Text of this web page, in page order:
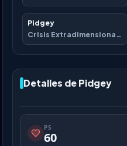
Pidgey
Crisis Extradimensional·
Detalles de Pidgey
PS
60